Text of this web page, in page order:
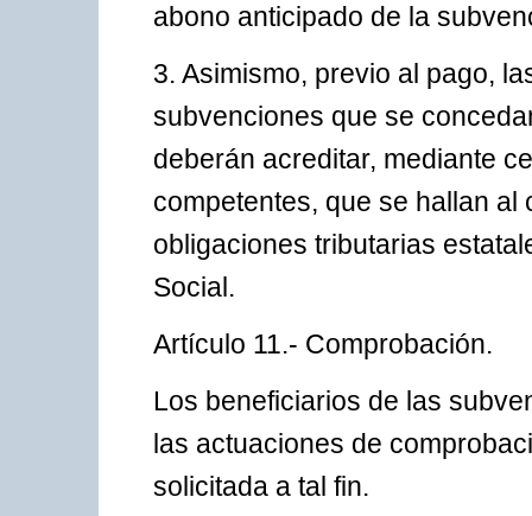
abono anticipado de la
3. Asimismo, previo al pago,
subvenciones que se
deberán acreditar, mediante
competentes, que se hallan
obligaciones tributarias
Social.
Artículo 11.- Comprobación.
Los beneficiarios de las
las actuaciones de
solicitada a tal fin.